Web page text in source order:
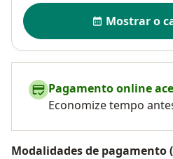
Disponibilidade
Mostrar o
Pagamento online
Economize tempo
Modalidades de pagamento